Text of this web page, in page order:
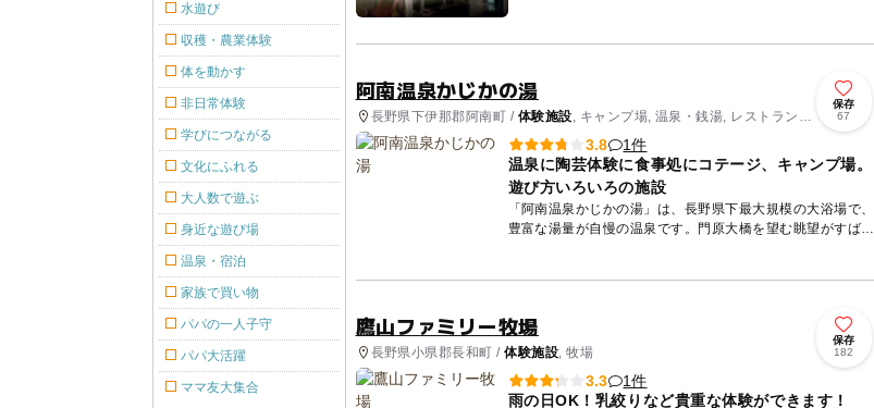
は、ペットも...
阿南温泉かじかの湯
長野県下伊那郡阿南町 / 体験施設 , キャンプ場, 温泉・銭湯, レストラン・
カフェ
保存
67
3.8
1件
温泉に陶芸体験に食事処にコテージ、キャンプ場。
遊び方いろいろの施設
「阿南温泉かじかの湯」は、長野県下最大規模の大浴場で、
豊富な湯量が自慢の温泉です。門原大橋を望む眺望がすばら
鷹山ファミリー牧場
長野県小県郡長和町 /体験施設 , 牧場
保存
182
3.3
1件
雨の日OK！乳絞りなど貴重な体験ができます！
水遊び
収穫・農業体験
体を動かす
非日常体験
学びにつながる
文化にふれる
大人数で遊ぶ
身近な遊び場
温泉・宿泊
家族で買い物
パパの一人子守
パパ大活躍
ママ友大集合